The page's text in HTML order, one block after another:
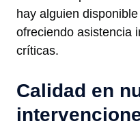
hay alguien
ofreciendo asistencia
críticas.
Calidad en